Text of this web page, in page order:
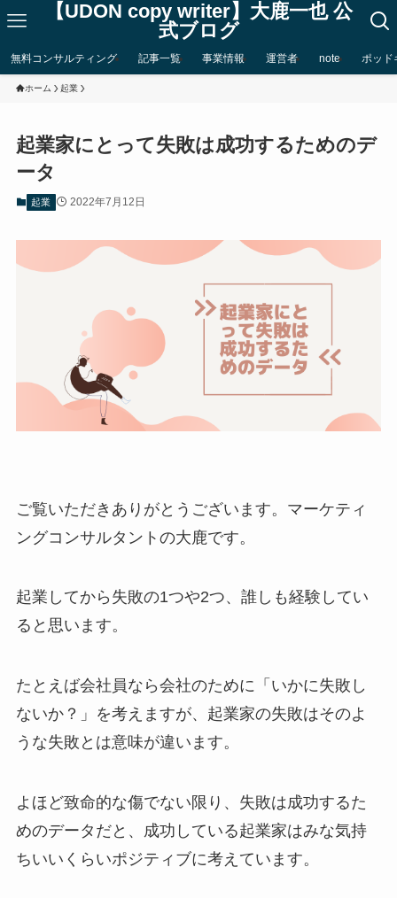
【UDON copy writer】大鹿一也 公
式ブログ
無料コンサルティング 記事一覧 事業情報 運営者 note ポッド
ホーム 起業
起業家にとって失敗は成功するためのデ
ータ
起業 2022年7月12日
ご覧いただきありがとうございます。マーケティ
ングコンサルタントの大鹿です。
起業してから失敗の1つや2つ、誰しも経験してい
ると思います。
たとえば会社員なら会社のために「いかに失敗し
ないか？」を考えますが、起業家の失敗はそのよ
うな失敗とは意味が違います。
よほど致命的な傷でない限り、失敗は成功するた
めのデータだと、成功している起業家はみな気持
ちいいくらいポジティブに考えています。